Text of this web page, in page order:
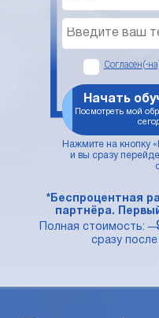
Согласен(-
Начать
Посмотреть мой
Нажмите на кнопку
и вы сразу
*Беспроцентная
партнёра.
Полная стоимость:
сразу